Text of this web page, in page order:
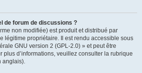
de forum de discussions ?
non modifiée) est produit et distribué par
légitime propriétaire. Il est rendu accessible sous
GNU version 2 (GPL-2.0) » et peut être
plus d’informations, veuillez consulter la rubrique
anglais).